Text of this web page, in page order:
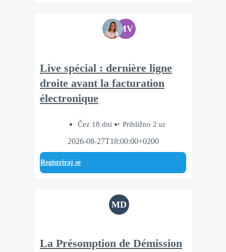
MV
Live spécial : dernière ligne
droite avant la facturation
électronique
Čez 18 dni
Približno 2 ur
2026-08-27T18:00:00+0200
Registriraj se
MD
La Présomption de Démission